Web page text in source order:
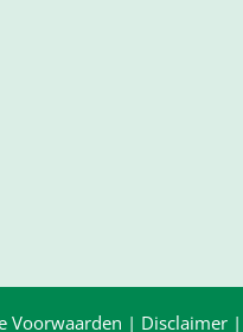
Voorwaarden | Disclaimer |